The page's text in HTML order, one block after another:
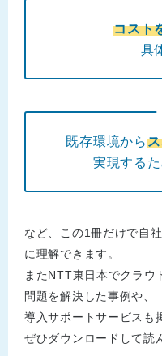
コスト
具
既存環境から
実現する
など、この1冊だけで自
に理解できます。
またNTT東日本でクラウ
問題を解決した事例や、
導入サポートサービスも
ぜひダウンロードして読